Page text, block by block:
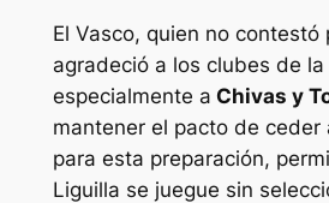
El Vasco, quien no contestó
agradeció a los clubes de la
especialmente a Chivas y
mantener el pacto de ceder
para esta preparación,
Liguilla se juegue sin